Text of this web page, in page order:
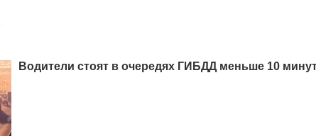
Водители стоят в очередях ГИБДД меньше 10